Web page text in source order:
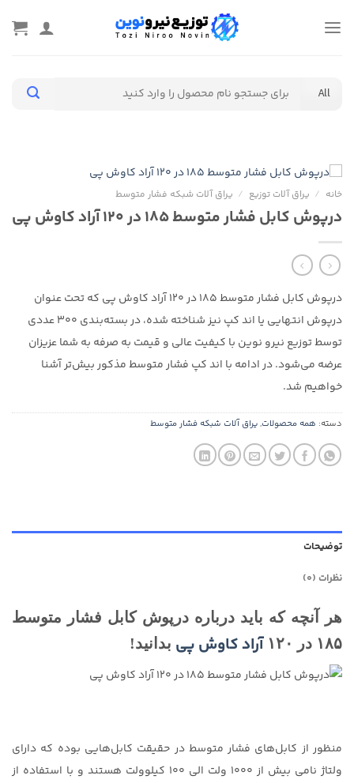
برای:
خانه / یراق آلات توزیع / یراق آلات شبکه فشار متوسط
درپوش کابل فشار متوسط ۱۸۵ در ۱۲۰ آراد کاوش پی
درپوش کابل فشار متوسط 185 در 120 آراد کاوش پی که تحت عنوان
درپوش انتهایی یا اند کپ نیز شناخته شده، در بسته‌بندی 300 عددی
توسط توزیع نیرو نوین با کیفیت عالی و قیمت به صرفه به شما عزیزان
عرضه می‌شود. در ادامه با اند کپ فشار متوسط مذکور بیش‌تر آشنا
خواهیم شد.
دسته: همه محصولات,یراق آلات شبکه فشار متوسط
توضیحات
نظرات (0)
هر آنچه که باید درباره درپوش کابل فشار متوسط
۱۸۵ در ۱۲۰
آراد کاوش پی بدانید!
منظور از کابل‌های فشار متوسط در حقیقت کابل‌هایی بوده که دارای
ولتاژ نامی بیش از ۱۰۰۰ ولت الی ۱۰۰ کیلوولت هستند و با استفاده از